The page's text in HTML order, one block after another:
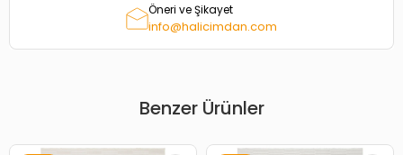
Öneri ve Şikayet
info@halicimdan.com
Benzer Ürünler